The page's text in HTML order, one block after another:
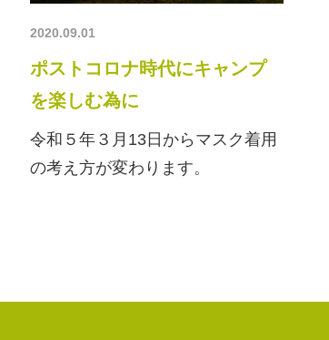
2020.09.01
ポストコロナ時代にキャンプ
を楽しむ為に
令和５年３月13日からマスク着用
の考え方が変わります。